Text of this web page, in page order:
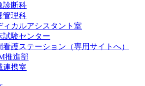
診断科
管理科
ィカルアシスタント室
試験センター
看護ステーション（専用サイトへ）
推進部
連携室